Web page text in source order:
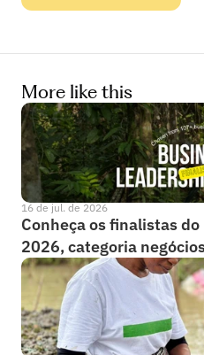
More like this
16 de jul. de 2026
Conheça os finalistas
2026, categoria